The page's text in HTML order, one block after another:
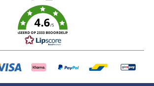
4.6/5
GEBASEERD OP 2333 BEOORDELINGEN